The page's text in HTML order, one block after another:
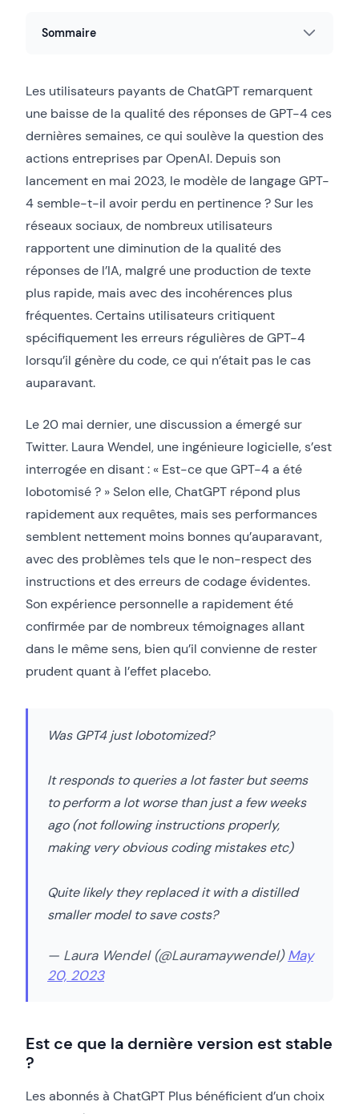
Sommaire
Les utilisateurs payants de ChatGPT remarquent
une baisse de la qualité des réponses de GPT-4 ces
dernières semaines, ce qui soulève la question des
actions entreprises par OpenAI. Depuis son
lancement en mai 2023, le modèle de langage GPT-
4 semble-t-il avoir perdu en pertinence ? Sur les
réseaux sociaux, de nombreux utilisateurs
rapportent une diminution de la qualité des
réponses de l’IA, malgré une production de texte
plus rapide, mais avec des incohérences plus
fréquentes. Certains utilisateurs critiquent
spécifiquement les erreurs régulières de GPT-4
lorsqu’il génère du code, ce qui n’était pas le cas
auparavant.
Le 20 mai dernier, une discussion a émergé sur
Twitter. Laura Wendel, une ingénieure logicielle, s’est
interrogée en disant : « Est-ce que GPT-4 a été
lobotomisé ? » Selon elle, ChatGPT répond plus
rapidement aux requêtes, mais ses performances
semblent nettement moins bonnes qu’auparavant,
avec des problèmes tels que le non-respect des
instructions et des erreurs de codage évidentes.
Son expérience personnelle a rapidement été
confirmée par de nombreux témoignages allant
dans le même sens, bien qu’il convienne de rester
prudent quant à l’effet placebo.
Was GPT4 just lobotomized?
It responds to queries a lot faster but seems
to perform a lot worse than just a few weeks
ago (not following instructions properly,
making very obvious coding mistakes etc)
Quite likely they replaced it with a distilled
smaller model to save costs?
— Laura Wendel (@Lauramaywendel)May
20, 2023
Est ce que la dernière version est stable
?
Les abonnés à ChatGPT Plus bénéficient d’un choix